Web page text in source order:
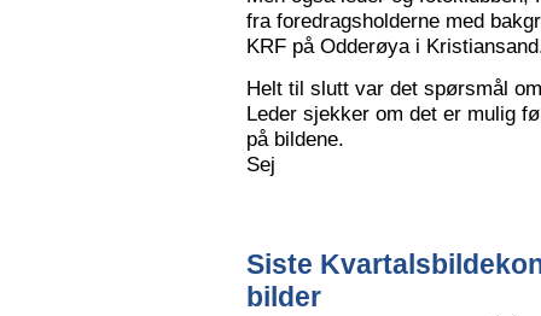
fra foredragsholderne med
KRF på Odderøya i
Helt til slutt var det spørsmål
Leder sjekker om det er mulig
på bildene.
Sej
Siste
bilder